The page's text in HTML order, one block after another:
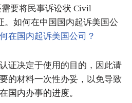
要将民事诉讼状 Civil
。如何在中国国内起诉美国公
在国内起诉美国公司？
证决定于使用的目的，因此请
的材料一次性办妥，以免导致
国内办事的进度。